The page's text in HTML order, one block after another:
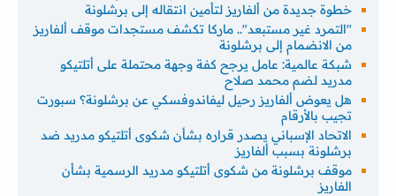
خطوة جديدة من ألفاريز لتأمين انتقاله إلى برشلونة
"التمرد غير مستبعد".. ماركا تكشف مستجدات موقف ألفاريز
من الانضمام إلى برشلونة
شبكة عالمية: عامل يرجح كفة وجهة محتملة على أتلتيكو
مدريد لضم محمد صلاح
هل يعوض ألفاريز رحيل ليفاندوفسكي عن برشلونة؟ سبورت
تجيب بالأرقام
الاتحاد الإسباني يصدر قراره بشأن شكوى أتلتيكو مدريد ضد
برشلونة بسبب ألفاريز
موقف برشلونة من شكوى أتلتيكو مدريد الرسمية بشأن
الفاريز